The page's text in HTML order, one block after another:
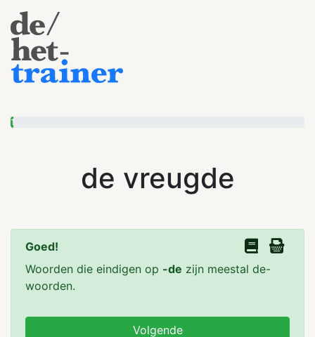
1
de vreugde
Goed!
Woorden die eindigen op -de zijn meestal de-
woorden.
Volgende